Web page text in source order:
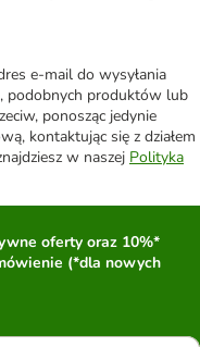
e-mail do wysyłania
podobnych produktów lub
ponosząc jedynie
kontaktując się z działem
w naszej Polityka
oferty oraz 10%*
(*dla nowych